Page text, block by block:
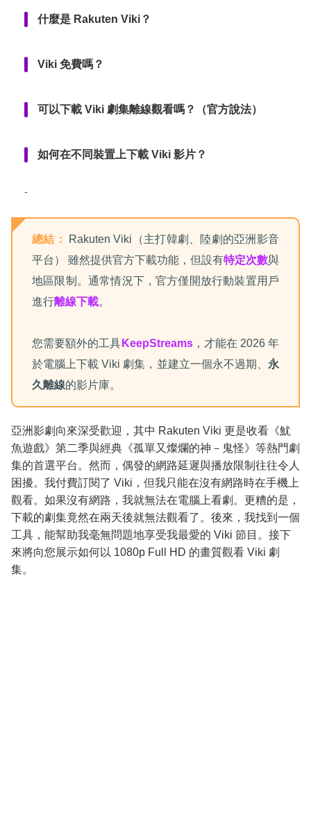
什麼是 Rakuten Viki？
Viki 免費嗎？
可以下載 Viki 劇集離線觀看嗎？（官方說法）
如何在不同裝置上下載 Viki 影片？
常見問題
總結：
Rakuten Viki（主打韓劇、陸劇的亞洲影音
平台） 雖然提供官方下載功能，但設有特定次數與
地區限制。通常情況下，官方僅開放行動裝置用戶
進行離線下載。
您需要額外的工具 KeepStreams，才能在 2026 年
於電腦上下載 Viki 劇集，並建立一個永不過期、 永
久離線的影片庫。
亞洲影劇向來深受歡迎，其中 Rakuten Viki 更是收看《魷
魚遊戲》第二季與經典《孤單又燦爛的神－鬼怪》等熱門劇
集的首選平台。然而，偶發的網路延遲與播放限制往往令人
困擾。我付費訂閱了 Viki，但我只能在沒有網路時在手機上
觀看。如果沒有網路，我就無法在電腦上看劇。更糟的是，
下載的劇集竟然在兩天後就無法觀看了。後來，我找到一個
工具，能幫助我毫無問題地享受我最愛的 Viki 節目。接下
來將向您展示如何以 1080p Full HD 的畫質觀看 Viki 劇
集。